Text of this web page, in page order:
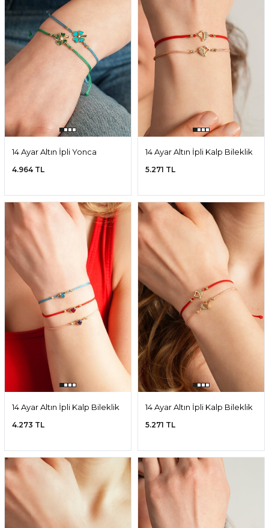
14 Ayar Altın İpli Yonca
4.964 TL
14 Ayar Altın İpli Kalp Bileklik
5.271 TL
14 Ayar Altın İpli Kalp Bileklik
4.273 TL
14 Ayar Altın İpli Kalp Bileklik
5.271 TL